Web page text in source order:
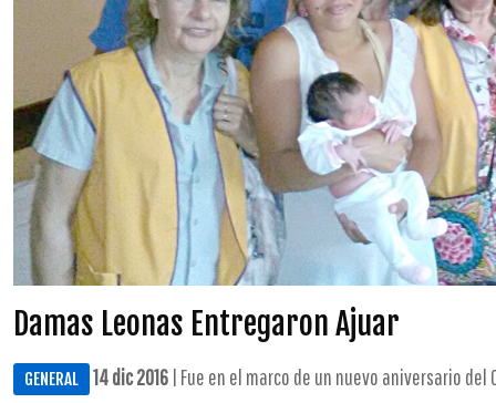
Damas Leonas Entregaron Ajuar
GENERAL 14 dic 2016 | Fue en el marco de un nuevo aniversario del